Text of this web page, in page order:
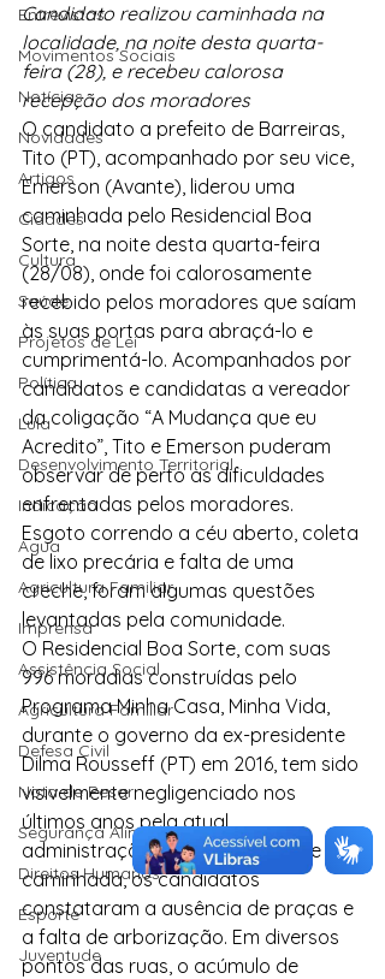
Entrevistas
Movimentos Sociais
Notícias
Novidades
Artigos
Cidades
Cultura
Saúde
Projetos de Lei
Política
Lula
Desenvolvimento Territorial
Indicação
Água
Agricultura Familiar
Imprensa
Assistência Social
Agricultura Familiar
Defesa Civil
Nota de Pesar
Segurança Alimentar
Direitos Humanos
Esporte
Juventude
Candidato realizou caminhada na
localidade, na noite desta quarta-
feira (28), e recebeu calorosa
recepção dos moradores
O candidato a prefeito de Barreiras,
Tito (PT), acompanhado por seu vice,
Emerson (Avante), liderou uma
caminhada pelo Residencial Boa
Sorte, na noite desta quarta-feira
(28/08), onde foi calorosamente
recebido pelos moradores que saíam
às suas portas para abraçá-lo e
cumprimentá-lo. Acompanhados por
candidatos e candidatas a vereador
da coligação “A Mudança que eu
Acredito”, Tito e Emerson puderam
observar de perto as dificuldades
enfrentadas pelos moradores.
Esgoto correndo a céu aberto, coleta
de lixo precária e falta de uma
creche, foram algumas questões
levantadas pela comunidade.
O Residencial Boa Sorte, com suas
996 moradias construídas pelo
Programa Minha Casa, Minha Vida,
durante o governo da ex-presidente
Dilma Rousseff (PT) em 2016, tem sido
visivelmente negligenciado nos
últimos anos pela atual
administração municipal. Durante a
caminhada, os candidatos
constataram a ausência de praças e
a falta de arborização. Em diversos
pontos das ruas, o acúmulo de